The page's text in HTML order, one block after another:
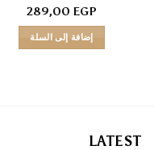
تم
من 5
289,00 EGP
إضافة إلى السلة
LATEST